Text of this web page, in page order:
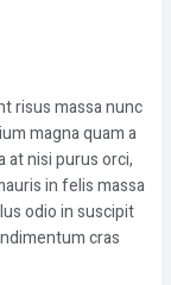
risus massa nunc
magna quam a
at nisi purus orci,
in felis massa
odio in suscipit
cras